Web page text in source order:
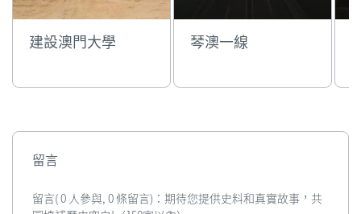
建設澳門大學 琴澳一線
留言
留言( 0 人參與, 0 條留言)：期待您提供史料和真實故事，共